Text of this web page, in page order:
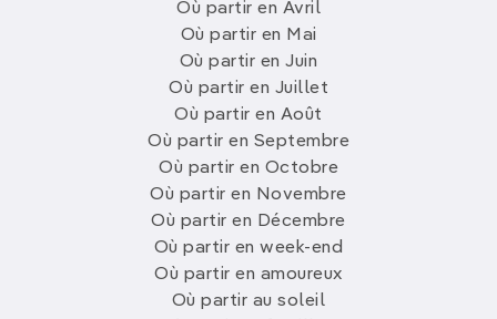
Où partir en Avril
Où partir en Mai
Où partir en Juin
Où partir en Juillet
Où partir en Août
Où partir en Septembre
Où partir en Octobre
Où partir en Novembre
Où partir en Décembre
Où partir en week-end
Où partir en amoureux
Où partir au soleil